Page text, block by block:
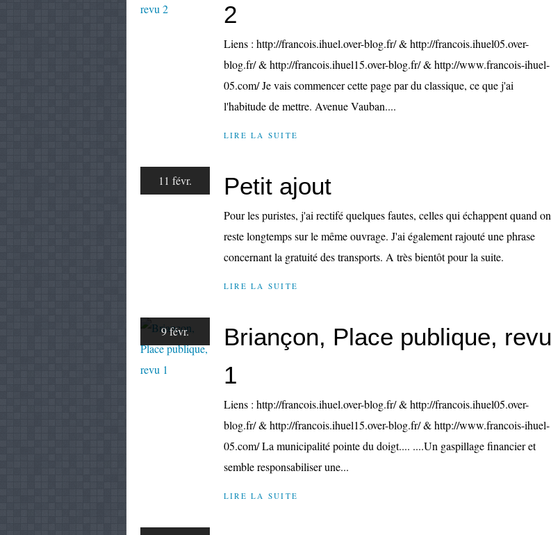
2
Liens : http://francois.ihuel.over-blog.fr/ & http://francois.ihuel05.over-
blog.fr/ & http://francois.ihuel15.over-blog.fr/ & http://www.francois-ihuel-
05.com/ Je vais commencer cette page par du classique, ce que j'ai
l'habitude de mettre. Avenue Vauban....
LIRE LA SUITE
11 févr. Petit ajout
Pour les puristes, j'ai rectifé quelques fautes, celles qui échappent quand on
reste longtemps sur le même ouvrage. J'ai également rajouté une phrase
concernant la gratuité des transports. A très bientôt pour la suite.
LIRE LA SUITE
9 févr.
Briançon, Place publique, revu
1
Liens : http://francois.ihuel.over-blog.fr/ & http://francois.ihuel05.over-
blog.fr/ & http://francois.ihuel15.over-blog.fr/ & http://www.francois-ihuel-
05.com/ La municipalité pointe du doigt.... ....Un gaspillage financier et
semble responsabiliser une...
LIRE LA SUITE